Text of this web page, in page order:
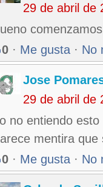
29 de abril de
0 · Me gusta · No
Jose
29 de abril de
no entiendo
mentira que
0 · Me gusta · No